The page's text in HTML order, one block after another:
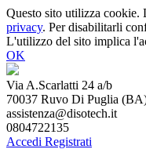
Questo sito utilizza cookie.
privacy. Per disabilitarli
L'utilizzo del sito implica
OK
Via A.Scarlatti 24 a/b
70037 Ruvo Di Puglia (BA
assistenza@disotech.it
0804722135
Accedi Registrati